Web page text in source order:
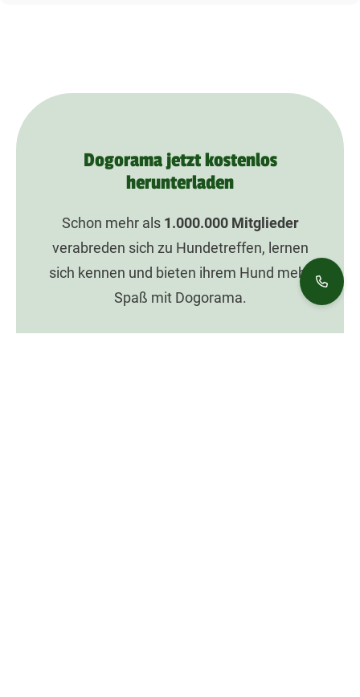
Dogorama jetzt kostenlos
herunterladen
Schon mehr als 1.000.000Mitglieder
verabreden sich zu Hundetreffen, lernen
sich kennen und bieten ihrem Hund mehr
Spaß mit Dogorama.